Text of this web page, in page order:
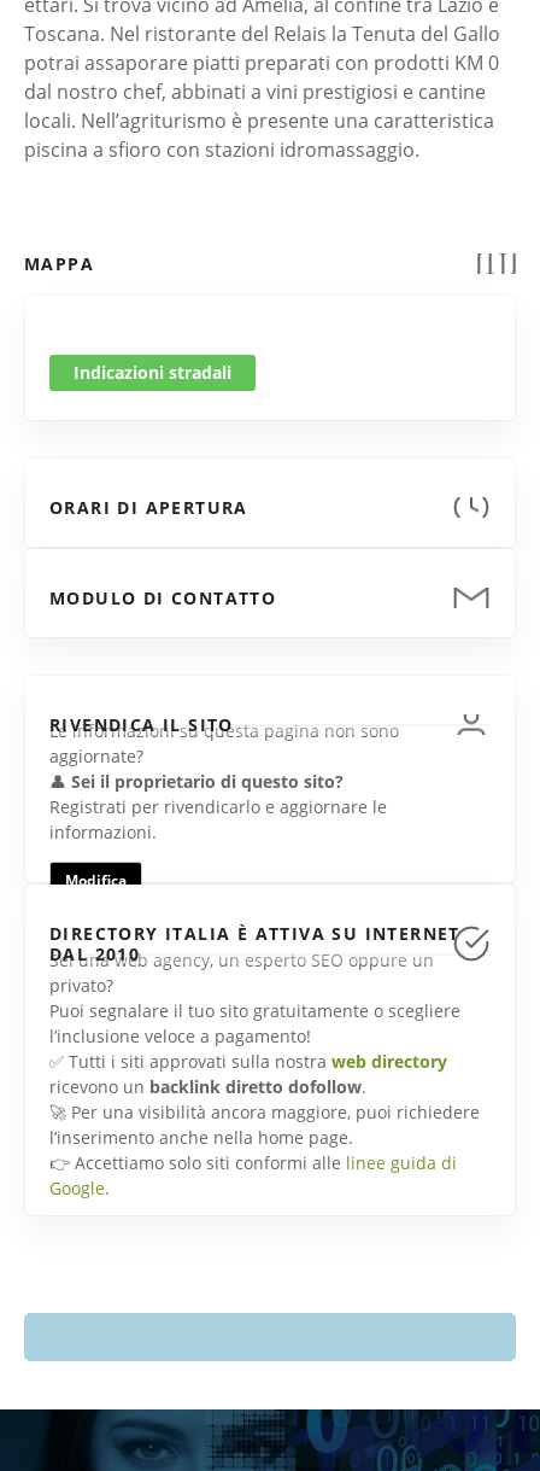
Toscana. Nel ristorante del Relais la Tenuta del Gallo
potrai assaporare piatti preparati con prodotti KM 0
dal nostro chef, abbinati a vini prestigiosi e cantine
locali. Nell’agriturismo è presente una caratteristica
piscina a sfioro con stazioni idromassaggio.
MAPPA
Indicazioni stradali
ORARI DI APERTURA
MODULO DI CONTATTO
RIVENDICA IL SITO
Le informazioni su questa pagina non sono
aggiornate?
👤 Sei il proprietario di questo sito?
Registrati per rivendicarlo e aggiornare le
informazioni.
Modifica
DIRECTORY ITALIA È ATTIVA SU INTERNET
DAL 2010
Sei una web agency, un esperto SEO oppure un
privato?
Puoi segnalare il tuo sito gratuitamente o scegliere
l’inclusione veloce a pagamento!
✅ Tutti i siti approvati sulla nostra web directory
ricevono un backlink diretto dofollow.
🚀 Per una visibilità ancora maggiore, puoi richiedere
l’inserimento anche nella home page.
👉 Accettiamo solo siti conformi alle linee guida di
Google.